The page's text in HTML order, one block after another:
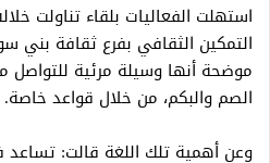
استهلت الفعاليات بلقاء تناولت
التمكين الثقافي بفرع ثقافة بني
موضحة أنها وسيلة مرئية للتواصل
الصم والبكم، من خلال قواعد خاصة.
وعن أهمية تلك اللغة قالت: تساعد